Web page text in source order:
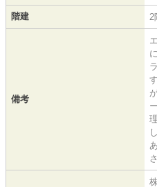
階建 2
備考